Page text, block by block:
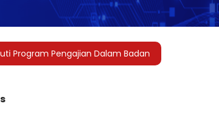
Program Pengajian Dalam Badan Profesional